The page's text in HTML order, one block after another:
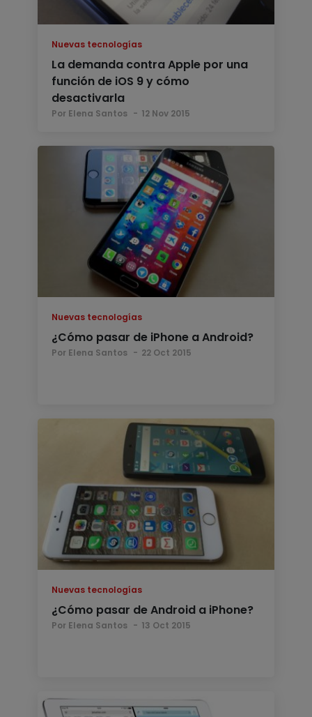
Nuevas tecnologías
La demanda contra Apple por una
función de iOS 9 y cómo
desactivarla
Por Elena Santos 12 Nov 2015
Nuevas tecnologías
¿Cómo pasar de iPhone a Android?
Por Elena Santos 22 Oct 2015
Nuevas tecnologías
¿Cómo pasar de Android a iPhone?
Por Elena Santos 13 Oct 2015